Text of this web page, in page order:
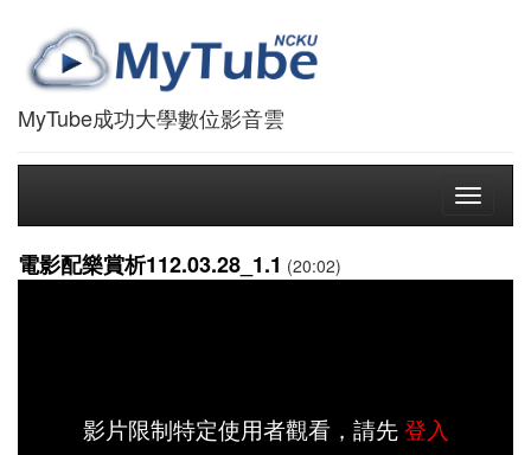
MyTube成功大學數位影音雲
Toggle
電影配樂賞析112.03.28_1.1 (20:02)
影片限制特定使用者觀看，請先登入